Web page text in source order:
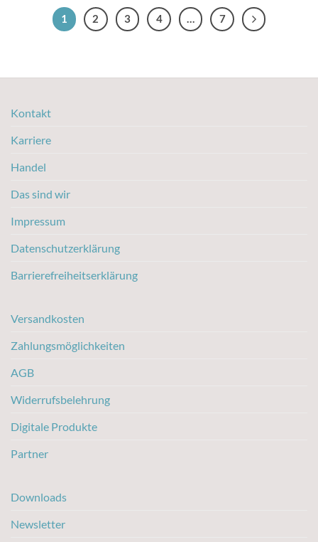
1 2 3 4 … 7
Kontakt
Karriere
Handel
Das sind wir
Impressum
Datenschutzerklärung
Barrierefreiheitserklärung
Versandkosten
Zahlungsmöglichkeiten
AGB
Widerrufsbelehrung
Digitale Produkte
Partner
Downloads
Newsletter